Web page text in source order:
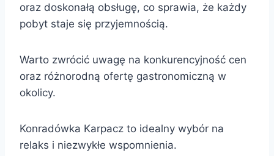
oraz doskonałą obsługę, co sprawia, że każdy
pobyt staje się przyjemnością.
Warto zwrócić uwagę na konkurencyjność cen
oraz różnorodną ofertę gastronomiczną w
okolicy.
Konradówka Karpacz to idealny wybór na
relaks i niezwykłe wspomnienia.